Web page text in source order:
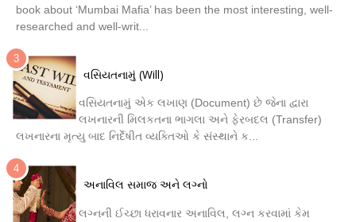
book about ‘Mumbai Mafia’ has been the most interesting, well-
researched and well-writ...
વસિયતનામું (Will)
વસિયતનામું એક લખાણ (Document) છે જેના દ્વારા
લખનારની મિલકતના ભાગલા અને ફેરબદલ (Transfer)
લખનારના મૃત્યુ બાદ નિર્દેષીત વ્યક્તિઓ કે સંસ્થાને ક...
અનાવિલ સમાજ અને લગ્નો
લગ્નની ઈચ્છા ધરાવનાર અનાવિલ, લગ્ન કરવામાં કેમ